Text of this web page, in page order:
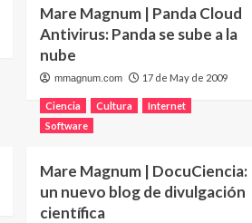
Mare Magnum | Panda Cloud
Antivirus: Panda se sube a la
nube
mmagnum.com 17 de May de 2009
Ciencia Cultura
Internet
Software
Mare Magnum | DocuCiencia:
un nuevo blog de divulgación
científica